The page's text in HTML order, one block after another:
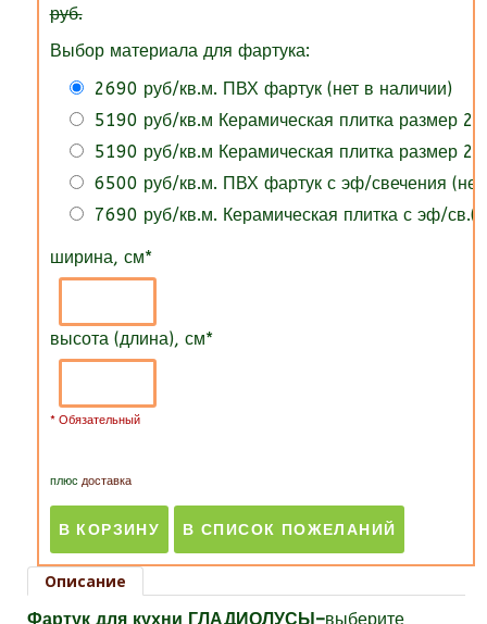
руб.
Выбор материала для фартука:
2690 руб/кв.м. ПВХ фартук (нет в наличии)
5190 руб/кв.м Керамическая плитка размер
5190 руб/кв.м Керамическая плитка размер
6500 руб/кв.м. ПВХ фартук с эф/свечения (нет
7690 руб/кв.м. Керамическая плитка с эф/
ширина, см*
высота (длина), см*
* Обязательный
плюс доставка
Описание
Фартук для кухни ГЛАДИОЛУСЫ–выберите